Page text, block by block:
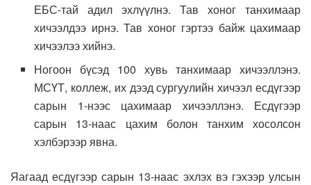
ЕБС-тай адил эхлүүлнэ. Тав хоног танхимаар
хичээлдээ ирнэ. Тав хоног гэртээ байж цахимаар
хичээлээ хийнэ.
Ногоон бүсэд 100 хувь танхимаар хичээллэнэ.
МСҮТ, коллеж, их дээд сургуулийн хичээл есдүгээр
сарын 1-нээс цахимаар хичээллэнэ. Есдүгээр
сарын 13-наас цахим болон танхим хосолсон
хэлбэрээр явна.
Яагаад есдүгээр сарын 13-наас эхлэх вэ гэхээр улсын